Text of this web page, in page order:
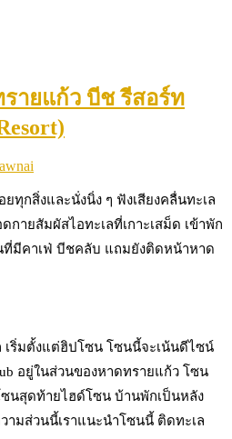
ายแก้ว บีช รีสอร์ท
ทุกสิ่งและนั่งนิ่ง ๆ ฟังเสียงคลื่นทะเล
ายสัมผัสไอทะเลที่เกาะเสม็ด เข้าพัก
มีคาเฟ่ บีชคลับ แถมยังติดหน้าหาด
เริ่มตั้งแต่ฮิปโซน โซนนี้จะเน้นดีไซน์
อยู่ในส่วนของหาดทรายแก้ว โซน
นสุดท้ายไฮด์โซน บ้านพักเป็นหลัง
มส่วนนี้เราแนะนำโซนนี้ ติดทะเล